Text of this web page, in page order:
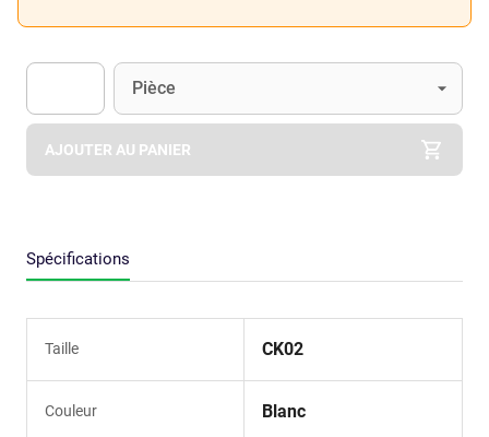
Apok.Product.Detail.AddToCart.Quantity (Optionnel)
Unité
Pièce
AJOUTER AU PANIER
Spécifications
Taille CK02
Couleur Blanc